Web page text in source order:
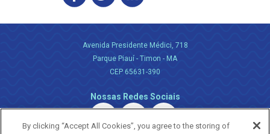
Avenida Presidente Médici, 718
Parque Piauí - Timon - MA
CEP 65631-390
Nossas Redes Sociais
By clicking “Accept All Cookies”, you agree to the storing of